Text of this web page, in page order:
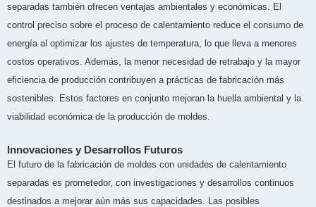
separadas también ofrecen ventajas ambientales y económicas. El
control preciso sobre el proceso de calentamiento reduce el consumo de
energía al optimizar los ajustes de temperatura, lo que lleva a menores
costos operativos. Además, la menor necesidad de retrabajo y la mayor
eficiencia de producción contribuyen a prácticas de fabricación más
sostenibles. Estos factores en conjunto mejoran la huella ambiental y la
viabilidad económica de la producción de moldes.
Innovaciones y Desarrollos Futuros
El futuro de la fabricación de moldes con unidades de calentamiento
separadas es prometedor, con investigaciones y desarrollos continuos
destinados a mejorar aún más sus capacidades. Las posibles